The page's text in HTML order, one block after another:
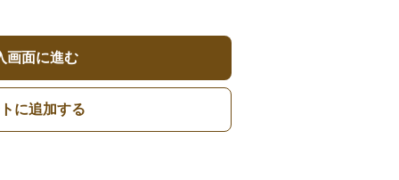
画面に進む
に追加する